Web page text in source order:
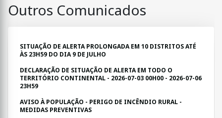
Outros Comunicados
SITUAÇÃO DE ALERTA PROLONGADA EM 10 DISTRITOS ATÉ
ÀS 23H59 DO DIA 9 DE JULHO
DECLARAÇÃO DE SITUAÇÃO DE ALERTA EM TODO O
TERRITÓRIO CONTINENTAL - 2026-07-03 00H00 - 2026-07-06
23H59
AVISO À POPULAÇÃO - PERIGO DE INCÊNDIO RURAL -
MEDIDAS PREVENTIVAS